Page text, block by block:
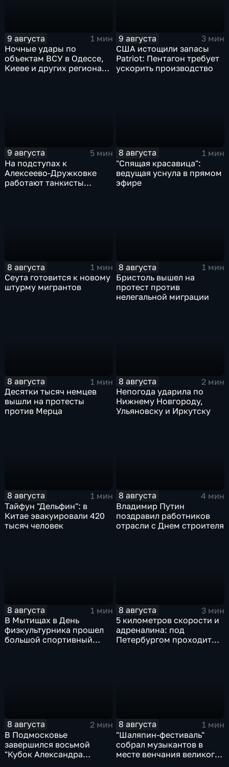
9 августа
1 мин
Ночные удары по
объектам ВСУ в Одессе,
Киеве и других регионах
9 августа
3 мин
США истощили запасы
Patriot: Пентагон требует
ускорить производство
9 августа
5 мин
На подступах к
Алексеево-Дружковке
работают танкисты
8 августа
1 мин
"Спящая красавица":
ведущая уснула в прямом
эфире
8 августа
1 мин
Сеута готовится к новому
штурму мигрантов
8 августа
1 мин
Бристоль вышел на
протест против
нелегальной миграции
8 августа
1 мин
Десятки тысяч немцев
вышли на протесты
против Мерца
8 августа
2 мин
Непогода ударила по
Нижнему Новгороду,
Ульяновску и Иркутску
8 августа
1 мин
Тайфун "Дельфин": в
Китае эвакуировали 420
тысяч человек
8 августа
4 мин
Владимир Путин
поздравил работников
отрасли с Днем строителя
8 августа
1 мин
В Мытищах в День
физкультурника прошел
большой спортивный
8 августа
3 мин
5 километров скорости и
адреналина: под
Петербургом проходит
8 августа
2 мин
В Подмосковье
завершился восьмой
"Кубок Александра
8 августа
1 мин
"Шаляпин‑фестиваль"
собрал музыкантов в
месте венчания великого